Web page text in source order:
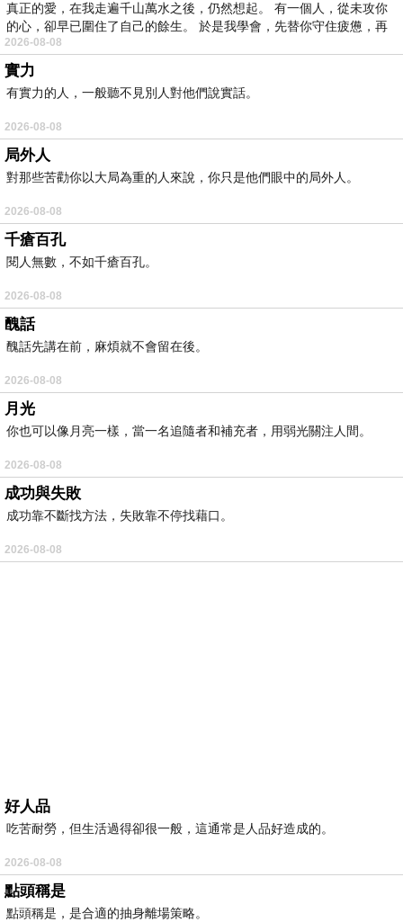
真正的愛，在我走遍千山萬水之後，仍然想起。 有一個人，從未攻你
的心，卻早已圍住了自己的餘生。 於是我學會，先替你守住疲憊，再
2026-08-08
實力
有實力的人，一般聽不見別人對他們說實話。
2026-08-08
局外人
對那些苦勸你以大局為重的人來說，你只是他們眼中的局外人。
2026-08-08
千瘡百孔
閱人無數，不如千瘡百孔。
2026-08-08
醜話
醜話先講在前，麻煩就不會留在後。
2026-08-08
月光
你也可以像月亮一樣，當一名追隨者和補充者，用弱光關注人間。
2026-08-08
成功與失敗
成功靠不斷找方法，失敗靠不停找藉口。
2026-08-08
好人品
吃苦耐勞，但生活過得卻很一般，這通常是人品好造成的。
2026-08-08
點頭稱是
點頭稱是，是合適的抽身離場策略。